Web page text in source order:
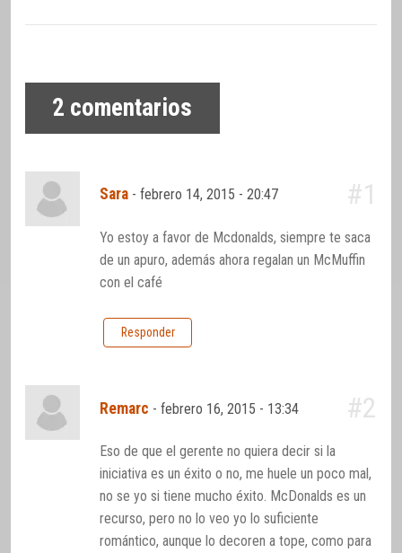
2 comentarios
Sara -febrero 14, 2015 - 20:47 #1
Yo estoy a favor de Mcdonalds, siempre te saca
de un apuro, además ahora regalan un McMuffin
con el café
Responder
Remarc -febrero 16, 2015 - 13:34 #2
Eso de que el gerente no quiera decir si la
iniciativa es un éxito o no, me huele un poco mal,
no se yo si tiene mucho éxito. McDonalds es un
recurso, pero no lo veo yo lo suficiente
romántico, aunque lo decoren a tope, como para